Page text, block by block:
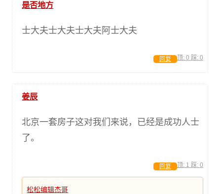
是否地方
士大夫士大夫士大夫阿士大夫
顶: 0 踩: 0
回复
姜辰
北京一套房子这对我们来说，已经是成功人士
了。
顶: 1 踩: 0
回复
松松编辑杰哥